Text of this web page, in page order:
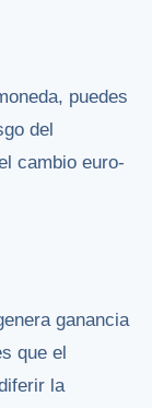
puedes
del
cambio euro-
ganancia
que el
la